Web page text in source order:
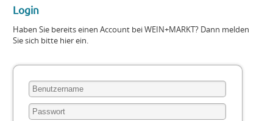
Login
Haben Sie bereits einen Account bei WEIN+MARKT? Dann melden
Sie sich bitte hier ein.